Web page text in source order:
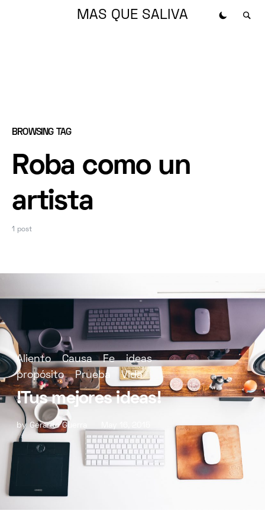
MAS QUE SALIVA
BROWSING TAG
Roba como un
artista
1 post
Aliento Causa Fe
ideas
propósito
Prueba Vida
!Tus mejores ideas!
by Gerardo Guerra